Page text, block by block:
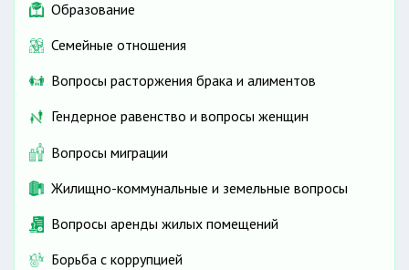
Образование
Семейные отношения
Вопросы расторжения брака и алиментов
Гендерное равенство и вопросы женщин
Вопросы миграции
Жилищно-коммунальные и земельные вопросы
Вопросы аренды жилых помещений
Борьба с коррупцией